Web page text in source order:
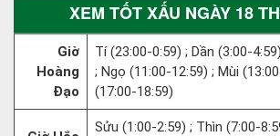
XEM TỐT XẤU NGÀY 18
Giờ
Hoàng
Đạo
Tí (23:00-0:59) ; Dần (3:00-
; Ngọ (11:00-12:59) ; Mùi
(17:00-18:59)
Sửu (1:00-2:59) ; Thìn (7:00-